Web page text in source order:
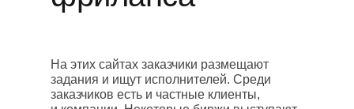
На этих сайтах заказчики размещают
задания и ищут исполнителей. Среди
заказчиков есть и частные клиенты,